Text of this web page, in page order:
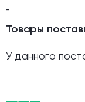
-
Товары
У данного